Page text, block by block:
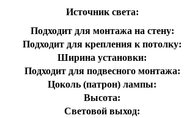
Источник света:
Подходит для монтажа на стену:
Подходит для крепления к потолку:
Ширина установки:
Подходит для подвесного монтажа:
Цоколь (патрон) лампы:
Высота:
Световой выход: